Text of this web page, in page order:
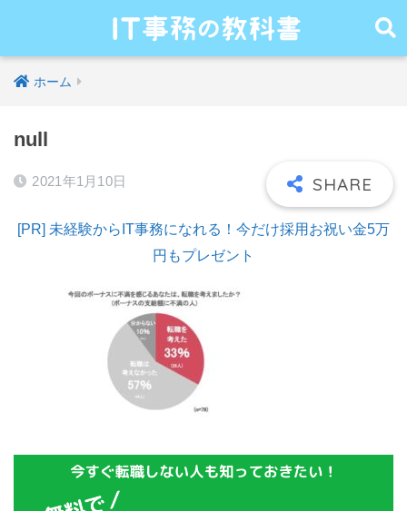
ホーム
null
2021年1月10日
[PR] 未経験からIT事務になれる！今だけ採用お祝い金5万
円もプレゼント